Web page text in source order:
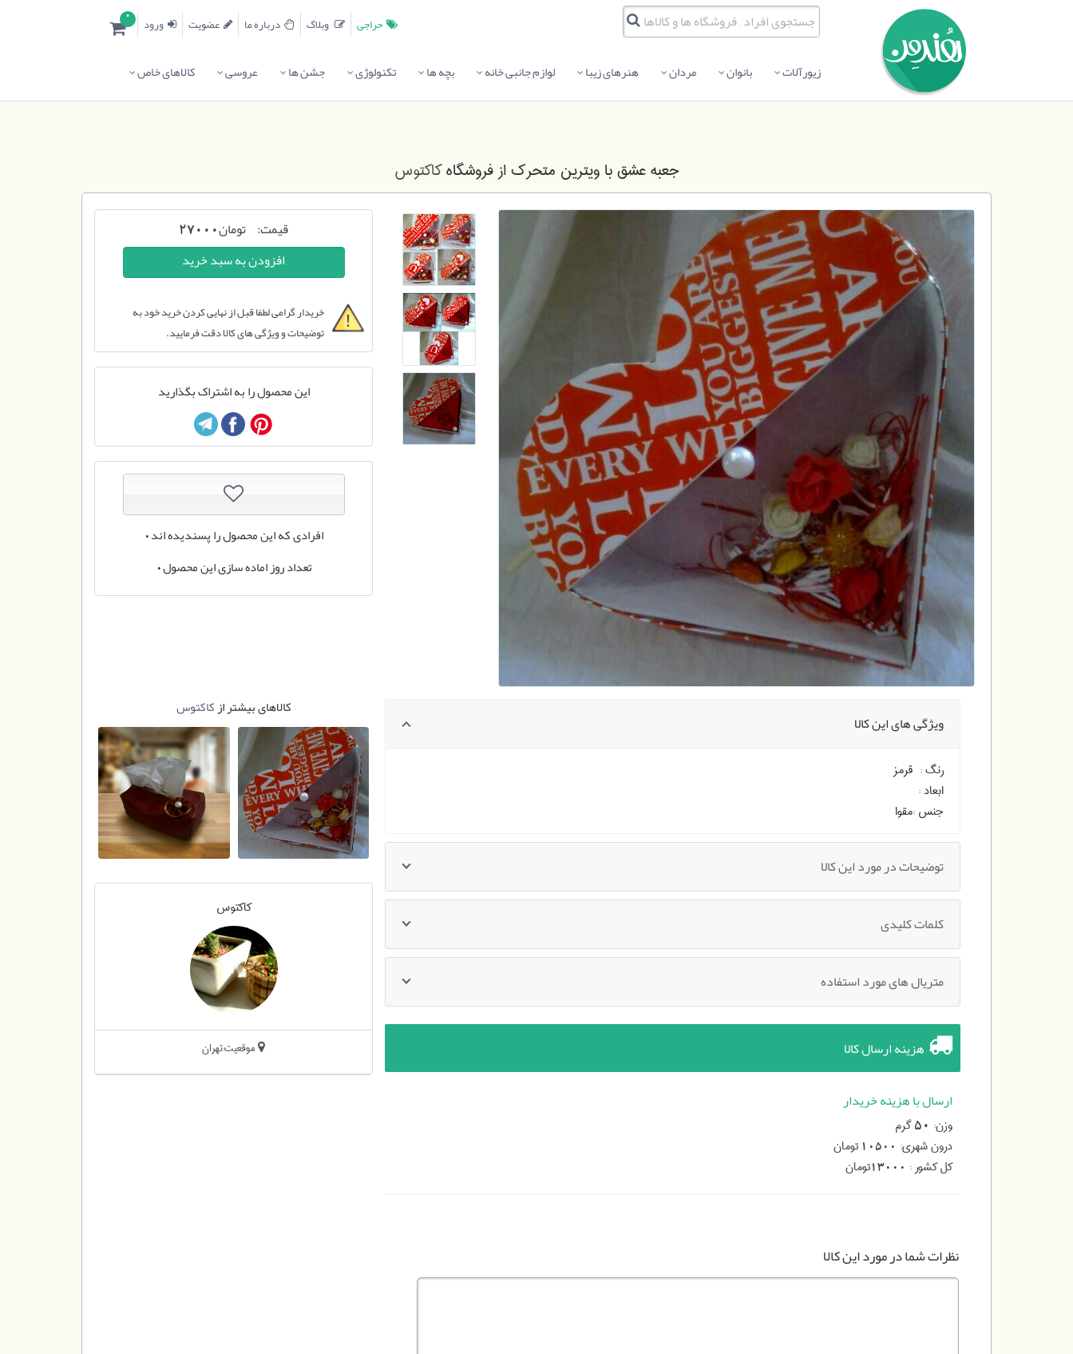
0 ورود عضویت درباره ما حراجی
زیورآلات بانوان مردان هنرهای زیبا لوازم جانبی خانه بچه ها تکنولوژی جشن ها عروسی کالاهای خاص
جعبه عشق با ویترین متحرکاز فروشگاهکاکتوس
قیمت: تومان27000
خریدار گرامی لطفا قبل از نهایی کردن خرید خود به
توضیحات و ویژگی های کالا دقت فرمایید.
این محصول را به اشتراک بگذارید
0 افرادی که این محصول را پسندیده اند
تعداد روز اماده سازی این محصول0
ویژگی های این کالا
رنگ : قرمز
ابعاد :
جنس :مقوا
توضیحات در مورد این کالا
کلمات کلیدی
متریال های مورد استفاده
هزینه ارسال کالا
ارسال با هزینه خریدار
وزن:
گرم
درون شهری: 10500 تومان
کل کشور : 13000تومان
نظرات شما در مورد این کالا
کالاهای بیشتر ازکاکتوس
کاکتوس
موقعیت:تهران